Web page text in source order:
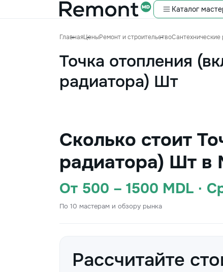
Каталог
ГлавнаяЦеныРемонт и строительствоСантехнические
Точка отопления
радиатора) Шт
Сколько стоит
радиатора) Шт в
От 500 – 1500 MDL ·
По 10 мастерам и обзору рынка
Рассчитайте